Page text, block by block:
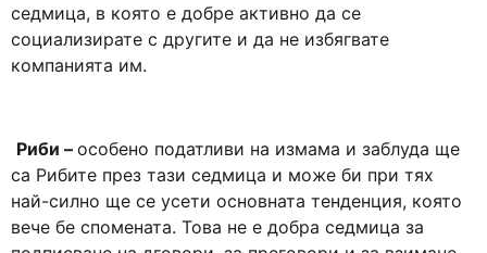
седмица, в която е добре активно да се
социализирате с другите и да не избягвате
компанията им.
Риби – особено податливи на измама и заблуда ще
са Рибите през тази седмица и може би при тях
най-силно ще се усети основната тенденция, която
вече бе спомената. Това не е добра седмица за